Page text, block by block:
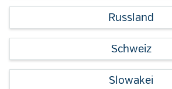
Russland
Schweiz
Slowakei